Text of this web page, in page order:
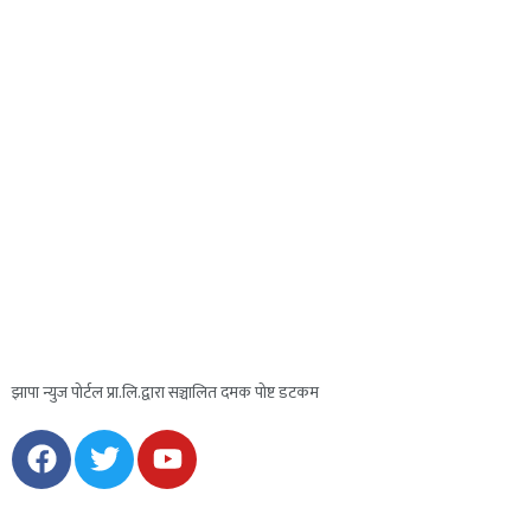
झापा न्युज पोर्टल प्रा.लि.द्वारा सञ्चालित दमक पोष्ट डटकम